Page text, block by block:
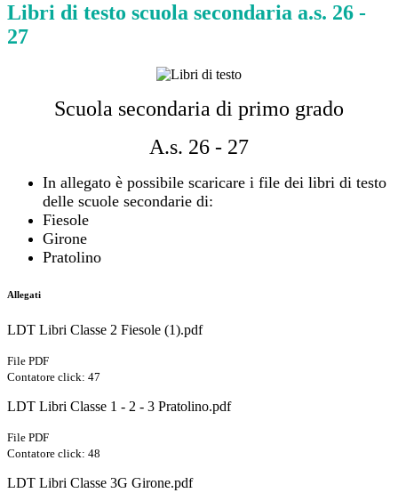
Libri di testo scuola secondaria a.s. 26 -
27
Scuola secondaria di primo grado
A.s. 26 - 27
In allegato è possibile scaricare i file dei libri di testo
delle scuole secondarie di:
Fiesole
Girone
Pratolino
Allegati
LDT Libri Classe 2 Fiesole (1).pdf
File PDF
Contatore click: 47
LDT Libri Classe 1 - 2 - 3 Pratolino.pdf
File PDF
Contatore click: 48
LDT Libri Classe 3G Girone.pdf